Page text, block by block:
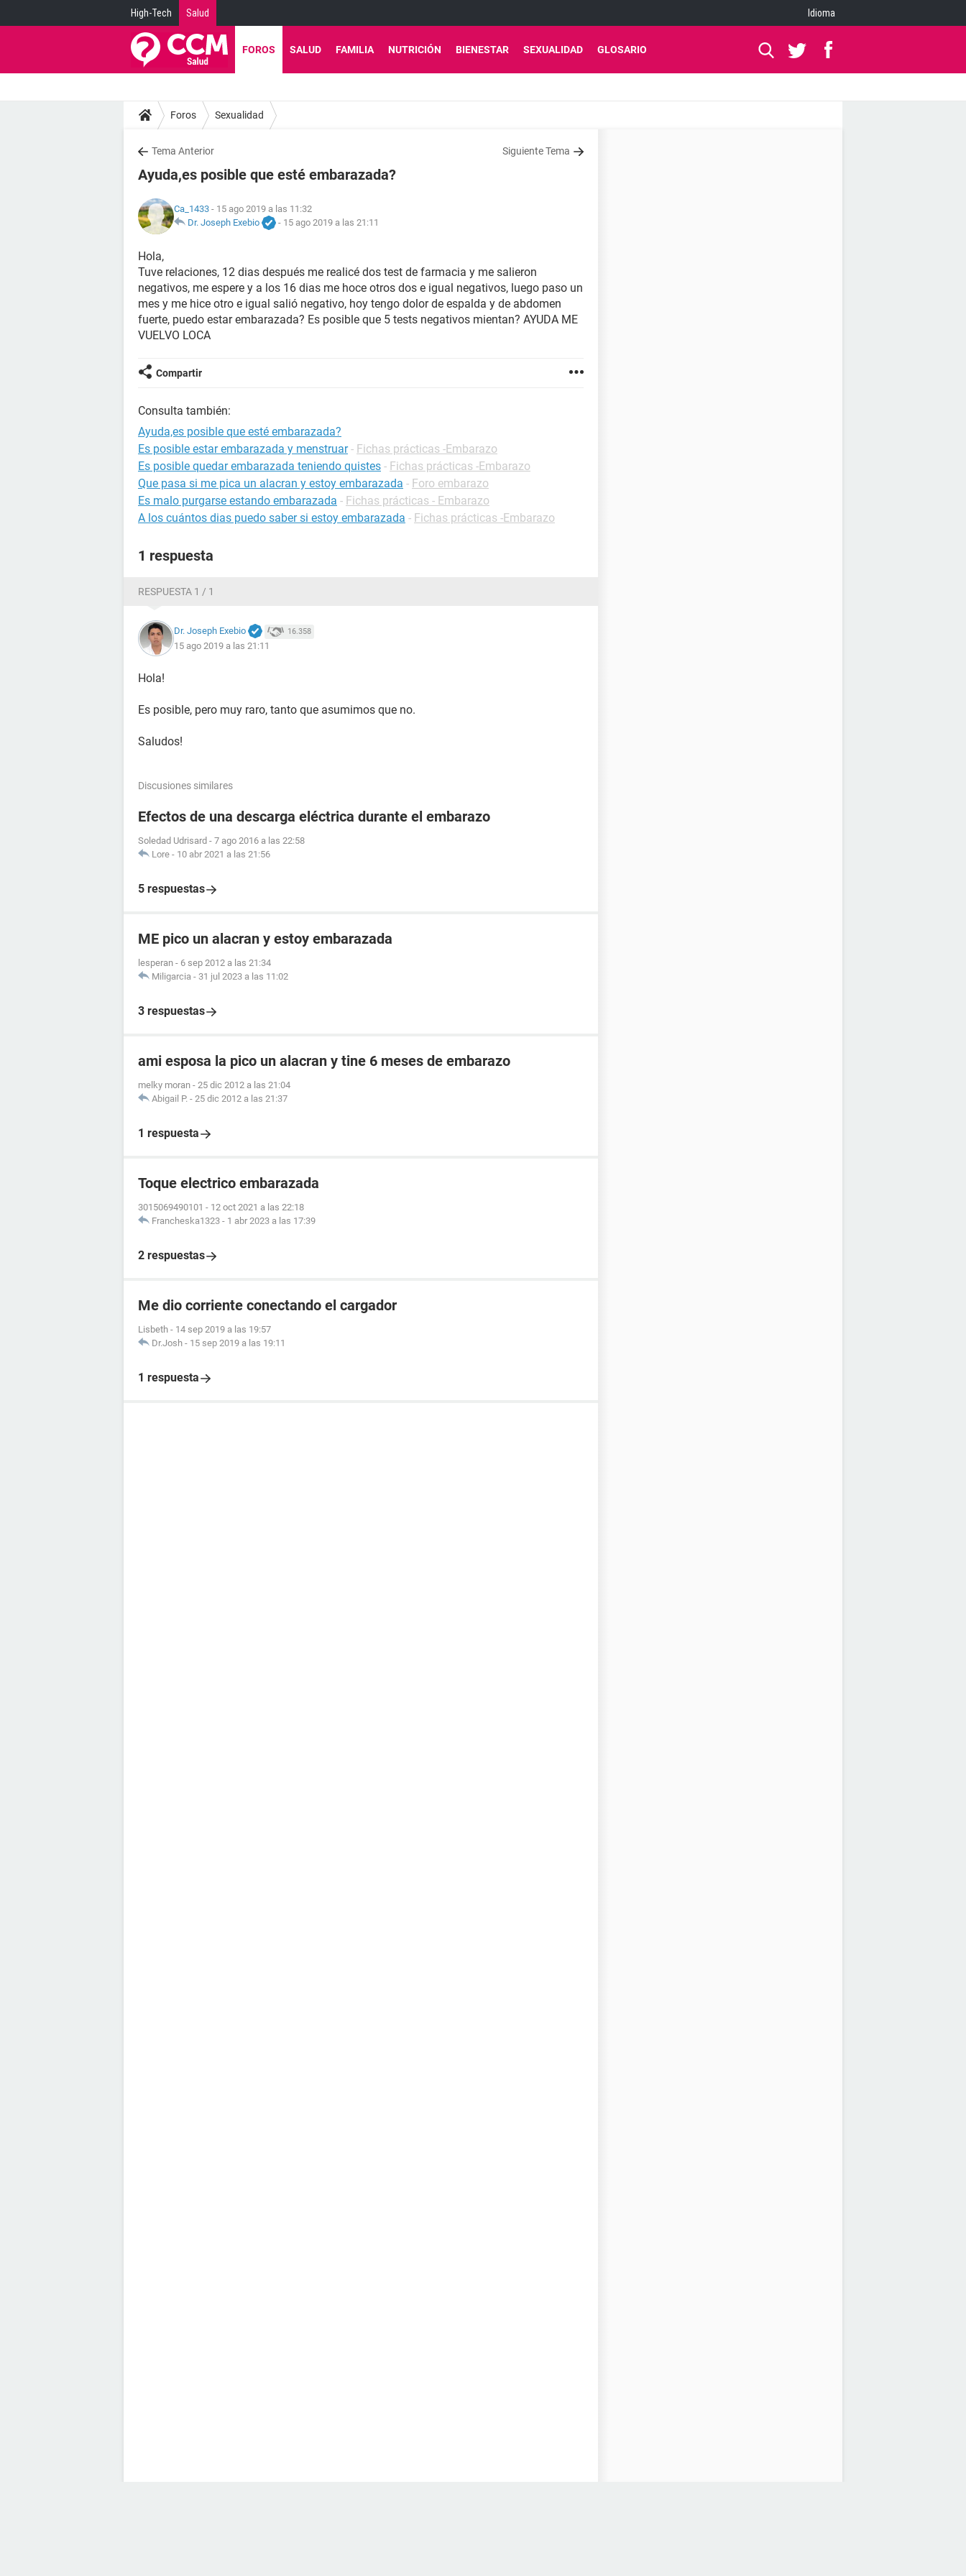
High-Tech Salud Idioma
FOROS SALUD FAMILIA NUTRICIÓN BIENESTAR SEXUALIDAD GLOSARIO
Foros Sexualidad
Tema Anterior Siguiente Tema
Ayuda,es posible que esté embarazada?
Ca_1433 - 15 ago 2019 a las 11:32
Dr. Joseph Exebio
- 15 ago 2019 a las 21:11
Hola,
Tuve relaciones, 12 dias después me realicé dos test de farmacia y me salieron
negativos, me espere y a los 16 dias me hoce otros dos e igual negativos, luego paso un
mes y me hice otro e igual salió negativo, hoy tengo dolor de espalda y de abdomen
fuerte, puedo estar embarazada? Es posible que 5 tests negativos mientan? AYUDA ME
VUELVO LOCA
Compartir
Consulta también:
Ayuda,es posible que esté embarazada?
Es posible estar embarazada y menstruar - Fichas prácticas -Embarazo
Es posible quedar embarazada teniendo quistes - Fichas prácticas -Embarazo
Que pasa si me pica un alacran y estoy embarazada - Foro embarazo
Es malo purgarse estando embarazada - Fichas prácticas - Embarazo
A los cuántos dias puedo saber si estoy embarazada - Fichas prácticas -Embarazo
1 respuesta
RESPUESTA 1 / 1
Dr. Joseph Exebio 16.358
15 ago 2019 a las 21:11
Hola!
Es posible, pero muy raro, tanto que asumimos que no.
Saludos!
Discusiones similares
Efectos de una descarga eléctrica durante el embarazo
Soledad Udrisard - 7 ago 2016 a las 22:58
Lore - 10 abr 2021 a las 21:56
5 respuestas
ME pico un alacran y estoy embarazada
lesperan - 6 sep 2012 a las 21:34
Miligarcia - 31 jul 2023 a las 11:02
3 respuestas
ami esposa la pico un alacran y tine 6 meses de embarazo
melky moran - 25 dic 2012 a las 21:04
Abigail P. - 25 dic 2012 a las 21:37
1 respuesta
Toque electrico embarazada
3015069490101 - 12 oct 2021 a las 22:18
Francheska1323 - 1 abr 2023 a las 17:39
2 respuestas
Me dio corriente conectando el cargador
Lisbeth - 14 sep 2019 a las 19:57
Dr.Josh - 15 sep 2019 a las 19:11
1 respuesta